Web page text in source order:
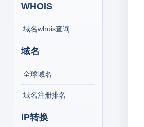
WHOIS
域名whois查询
域名
全球域名
域名注册排名
IP转换